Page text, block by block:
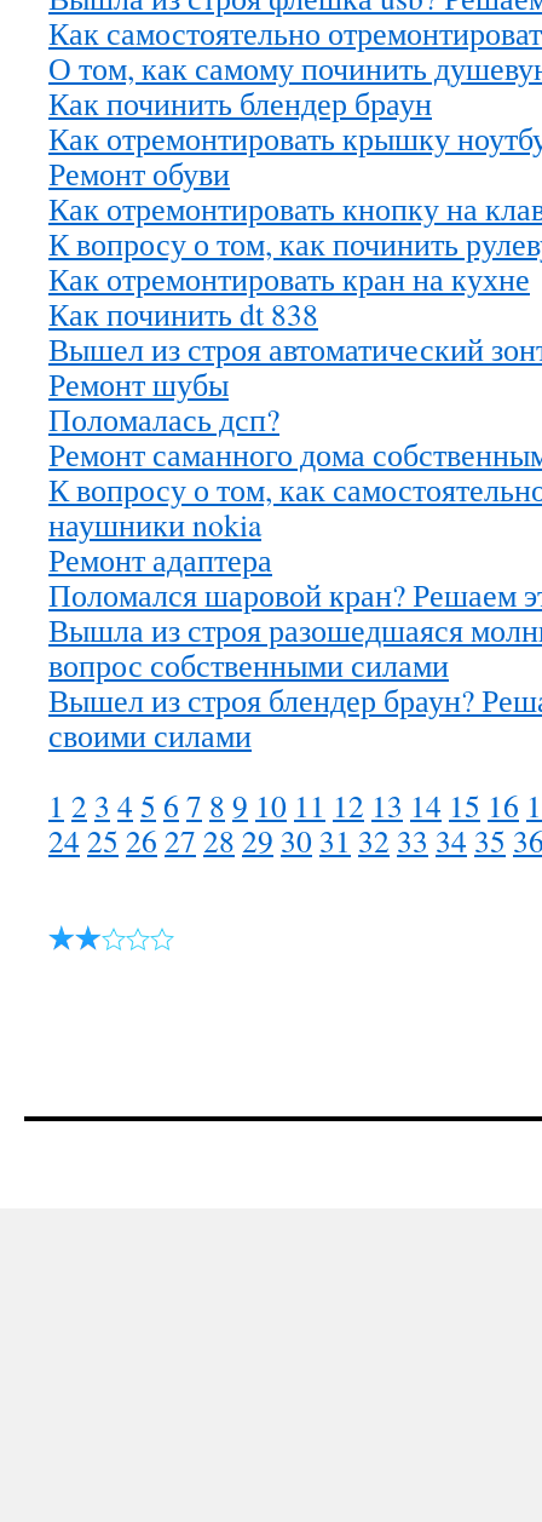
Как самостоятельно
О том, как самому починить
Как починить блендер браун
Как отремонтировать крышку
Ремонт обуви
Как отремонтировать кнопку на
К вопросу о том, как починить
Как отремонтировать кран на кухне
Как починить dt 838
Вышел из строя автоматический
Ремонт шубы
Поломалась дсп?
Ремонт саманного дома
К вопросу о том, как
наушники nokia
Ремонт адаптера
Поломался шаровой кран? Решаем
Вышла из строя разошедшаяся
вопрос собственными силами
Вышел из строя блендер браун?
своими силами
1 2 3 4 5 6 7 8 9 10 11 12 13 14 15 16
24 25 26 27 28 29 30 31 32 33 34 35